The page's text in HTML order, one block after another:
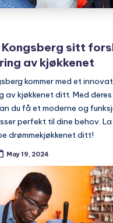
sitt
av kjøkkenet
kommer med et
av kjøkkenet ditt. Med
du få et moderne og
perfekt til dine behov. La
drømmekjøkkenet ditt!
May 19, 2024